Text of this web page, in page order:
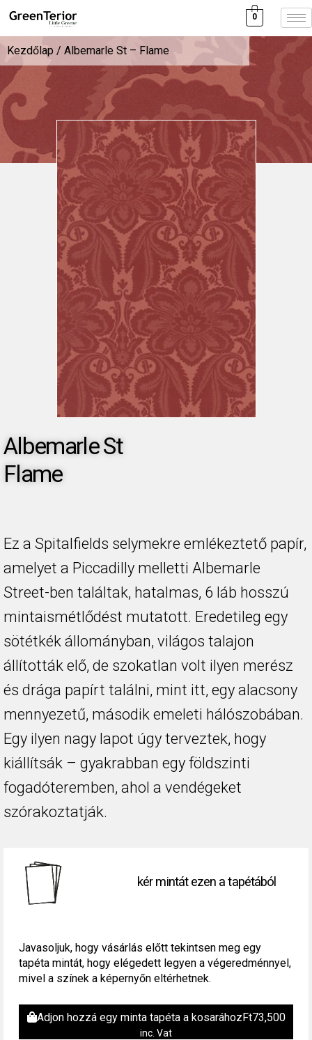
0
Kezdőlap / Albemarle St – Flame
Albemarle St
Flame
Ez a Spitalfields selymekre emlékeztető papír,
amelyet a Piccadilly melletti Albemarle
Street-ben találtak, hatalmas, 6 láb hosszú
mintaismétlődést mutatott. Eredetileg egy
sötétkék állományban, világos talajon
állították elő, de szokatlan volt ilyen merész
és drága papírt találni, mint itt, egy alacsony
mennyezetű, második emeleti hálószobában.
Egy ilyen nagy lapot úgy terveztek, hogy
kiállítsák – gyakrabban egy földszinti
fogadóteremben, ahol a vendégeket
szórakoztatják.
kér mintát ezen a tapétából
Javasoljuk, hogy vásárlás előtt tekintsen meg egy
tapéta mintát, hogy elégedett legyen a végeredménnyel,
mivel a színek a képernyőn eltérhetnek.
Adjon hozzá egy minta tapéta a kosarához Ft73,500
inc. Vat